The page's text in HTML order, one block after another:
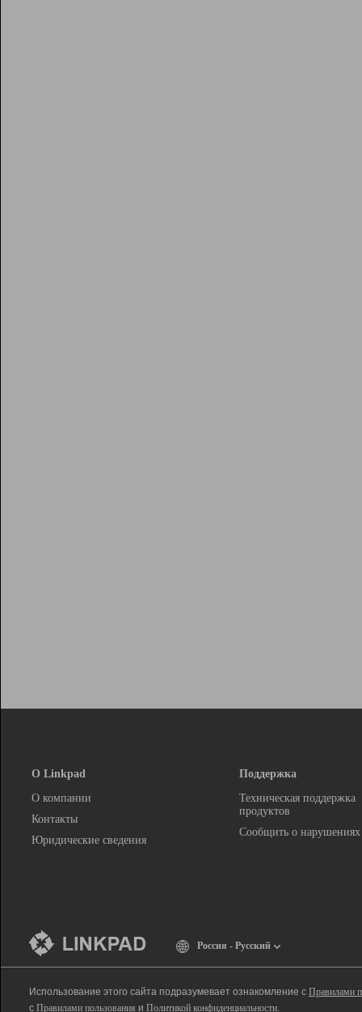
О Linkpad
О компании
Контакты
Юридические сведения
Поддержка
Техническая поддержка
продуктов
Сообщить о нарушениях
Россия - Русский
Использование этого сайта подразумевает ознакомление с Правилами
с Правилами пользования и Политикой конфиденциальности.